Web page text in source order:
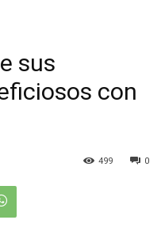
sus
con
0
499